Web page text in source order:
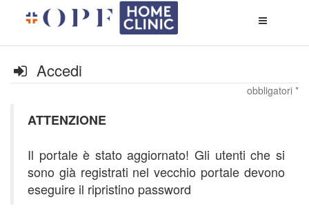
di
Accedi
obbligatori *
ATTENZIONE
Il portale è stato aggiornato! Gli utenti che si
sono già registrati nel vecchio portale devono
eseguire il ripristino password